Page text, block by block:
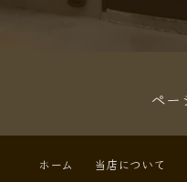
ペー
ホーム 当店について